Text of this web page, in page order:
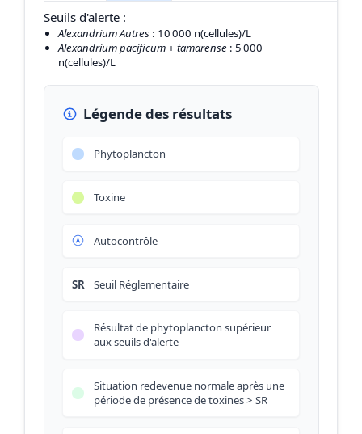
Seuils d'alerte :
Alexandrium Autres : 10 000 n(cellules)/L
Alexandrium pacificum + tamarense : 5 000
n(cellules)/L
Légende des résultats
Phytoplancton
Toxine
Autocontrôle
SR Seuil Réglementaire
Résultat de phytoplancton supérieur
aux seuils d'alerte
Situation redevenue normale après une
période de présence de toxines > SR